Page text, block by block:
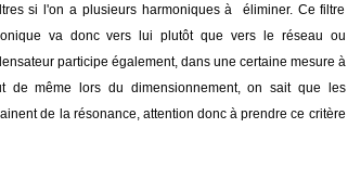
si l'on a plusieurs harmoniques à éliminer. Ce filtre
va donc vers lui plutôt que vers le réseau ou
participe également, dans une certaine mesure à
de même lors du dimensionnement, on sait que les
de la résonance, attention donc à prendre ce critère